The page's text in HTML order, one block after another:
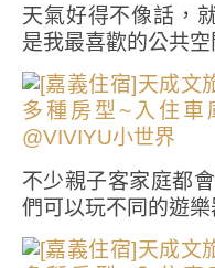
天氣好得不像話，
是我最喜歡的公共空
不少親子客家庭都
們可以玩不同的遊樂